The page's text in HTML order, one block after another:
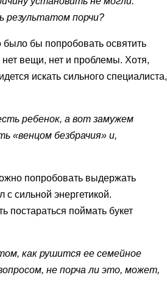
результатом порчи?
бы попробовать освятить
вещи, нет и проблемы. Хотя,
искать сильного специалиста,
ребенок, а вот замужем
«венцом безбрачия» и,
попробовать выдержать
сильной энергетикой.
постараться поймать букет
как рушится ее семейное
не порча ли это, может,